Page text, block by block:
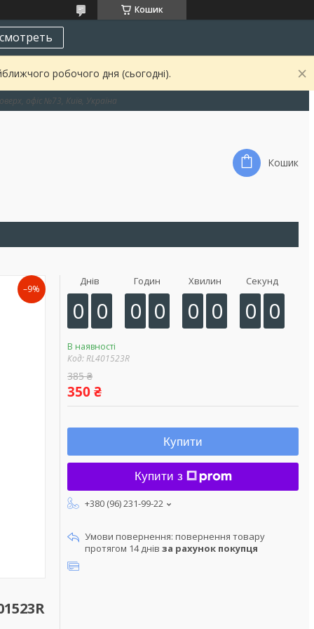
Кошик
робочого дня (сьогодні).
офіс №73, Київ, Україна
Кошик
–9%
Днів
0 0
Годин
0 0
Хвилин
0 0
Секунд
0 0
В наявності
Код:RL401523R
385 ₴
350 ₴
Купити
Купити з
+380 (96) 231-99-22
повернення товару
протягом 14 днів за рахунок покупця